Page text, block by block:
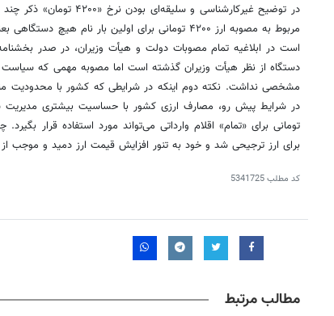
در توضیح غیرکارشناسی و
مربوط به مصوبه ارز ۴۲۰۰ تومانی برای اولین بار نام هیچ دستگاهی
است در ابلاغیه تمام مصوبات دولت و هیأت وزیران، در صدر
دستگاه از نظر هیأت وزیران گذشته است اما مصوبه مهمی که سیاست
مشخصی نداشت. نکته دوم اینکه در شرایطی که کشور با محدودیت
تومانی برای «تمام» اقلام وارداتی می‌تواند مورد استفاده قرار
برای ارز ترجیحی شد و خود به تنور افزایش قیمت ارز دمید و موجب
کد مطلب5341725
مطالب مرتبط